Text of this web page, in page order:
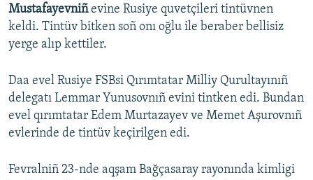
Mustafayevniñevine Rusiye quvetçileri tintüvnen
keldi. Tintüv bitken soñ onı oğlu ile beraber bellisiz
yerge alıp kettiler.
Daa evel Rusiye FSBsi Qırımtatar Milliy Qurultayınıñ
delegatı Lemmar Yunusovnıñ evini tintken edi. Bundan
evel qırımtatar Edem Murtazayev ve Memet Aşurovnıñ
evlerinde de tintüv keçirilgen edi.
Fevralniñ 23-nde aqşam Bağçasaray rayonında kimligi